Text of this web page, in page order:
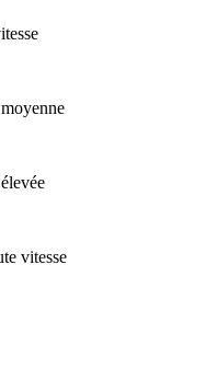
vitesse